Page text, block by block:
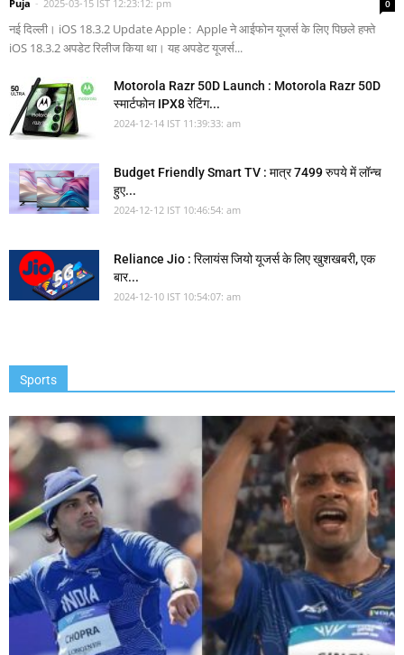
Puja - 2025-03-15 IST 12:23:12: pm 0
नई दिल्ली। iOS 18.3.2 Update Apple : Apple ने आईफोन यूजर्स के लिए पिछले हफ्ते
iOS 18.3.2 अपडेट रिलीज किया था। यह अपडेट यूजर्स...
Motorola Razr 50D Launch : Motorola Razr 50D
स्मार्टफोन IPX8 रेटिंग...
2024-12-14 IST 11:39:33: am
Budget Friendly Smart TV : मात्र 7499 रुपये में लॉन्च
हुए...
2024-12-12 IST 10:46:54: am
Reliance Jio : रिलायंस जियो यूजर्स के लिए खुशखबरी, एक
बार...
2024-12-10 IST 10:54:07: am
Sports